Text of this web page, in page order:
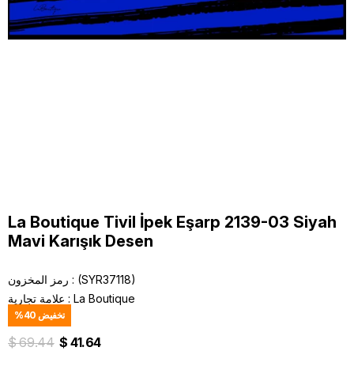
La Boutique Tivil İpek Eşarp 2139-03 Siyah
Mavi Karışık Desen
رمز المخزون
(SYR37118)
علامة تجارية : La Boutique
%40 تخفيض
$ 69.44 $ 41.64